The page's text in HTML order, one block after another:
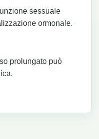
sessuale
ormonale.
prolungato può